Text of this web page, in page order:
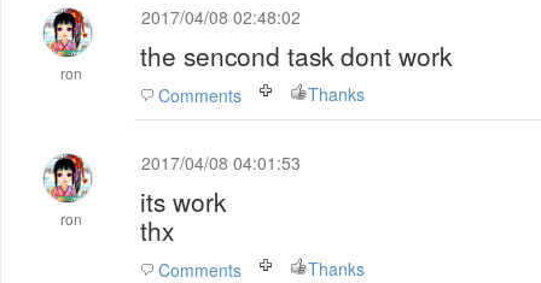
ron
2017/04/08 02:48:02
the sencond task dont work
Comments Thanks
ron
2017/04/08 04:01:53
its work
thx
Comments Thanks